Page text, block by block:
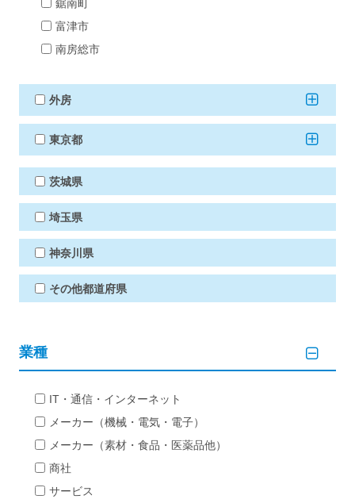
鋸南町
富津市
南房総市
外房
東京都
茨城県
埼玉県
神奈川県
その他都道府県
業種
IT・通信・インターネット
メーカー（機械・電気・電子）
メーカー（素材・食品・医薬品他）
商社
サービス